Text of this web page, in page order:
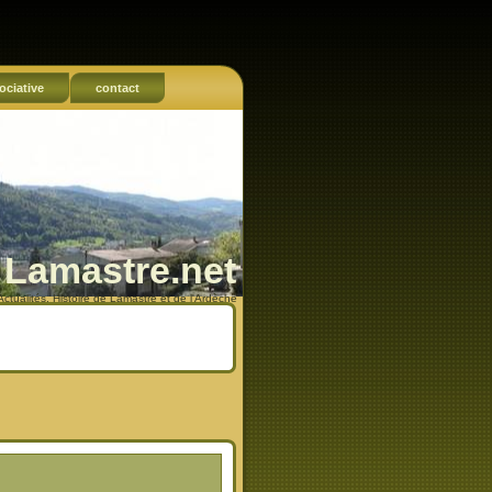
contact
Lamastre.net
Histoire de Lamastre et de l'Ardèche